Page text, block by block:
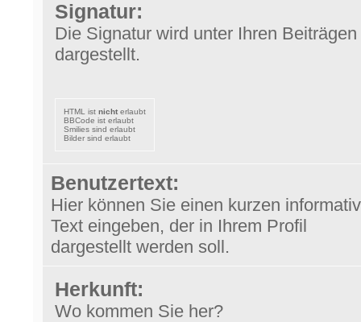
Signatur:
Die Signatur wird unter Ihren Beiträgen
dargestellt.
HTML ist nicht erlaubt
BBCode ist erlaubt
Smilies sind erlaubt
Bilder sind erlaubt
Benutzertext:
Hier können Sie einen kurzen
Text eingeben, der in Ihrem Profil
dargestellt werden soll.
Herkunft:
Wo kommen Sie her?